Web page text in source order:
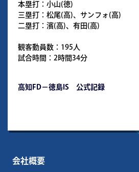
本塁打：小山(徳)
三塁打：松尾(高)、サンフォ(高)
二塁打：濱(高)、有田(高)
観客動員数：195人
試合時間：2時間34分
高知FD－徳島IS 公式記録
会社概要